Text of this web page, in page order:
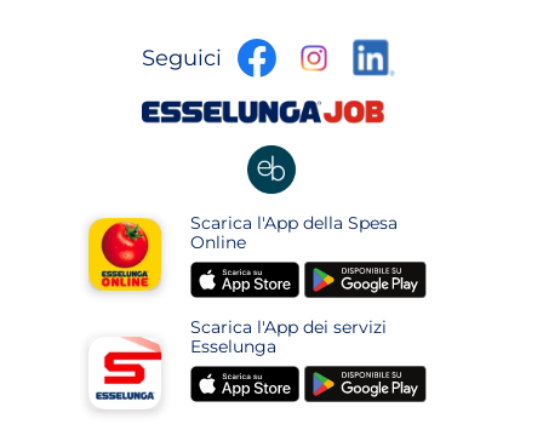
Seguici
apre
una
pagina
apre
una
in
pagina
in
una
nuova
pagina
Scarica l'App della Spesa
Online
apre
in
una
nuova
pagina
apre
in
una
nuova
pagina
Scarica l'App dei servizi
Esselunga
apre
in
apre
in